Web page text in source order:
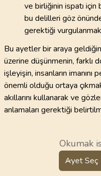
ve birliğinin ispatı için
bu delilleri göz
gerektiği
Bu ayetler bir araya
üzerine düşünmenin, farklı
işleyişin, insanların imanını
önemli olduğu ortaya
akıllarını kullanarak ve
anlamaları gerektiği
Okumak
Ayet Seç